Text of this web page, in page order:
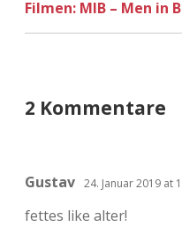
Filmen: MIB – Men in
2 Kommentare
Gustav 24. Januar 2019 at
fettes like alter!